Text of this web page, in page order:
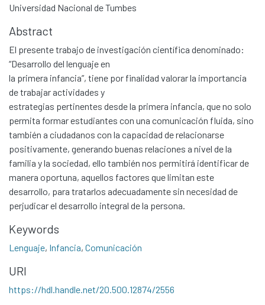
Universidad Nacional de Tumbes
Abstract
El presente trabajo de investigación científica denominado:
“Desarrollo del lenguaje en
la primera infancia”, tiene por finalidad valorar la importancia
de trabajar actividades y
estrategias pertinentes desde la primera infancia, que no solo
permita formar estudiantes con una comunicación fluida, sino
también a ciudadanos con la capacidad de relacionarse
positivamente, generando buenas relaciones a nivel de la
familia y la sociedad, ello también nos permitirá identificar de
manera oportuna, aquellos factores que limitan este
desarrollo, para tratarlos adecuadamente sin necesidad de
perjudicar el desarrollo integral de la persona.
Keywords
Lenguaje, Infancia, Comunicación
URI
https://hdl.handle.net/20.500.12874/2556